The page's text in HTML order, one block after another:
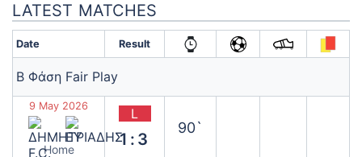
LATEST MATCHES
Date Result
Β Φάση Fair Play
9 May 2026
Home
L
1:3
90`